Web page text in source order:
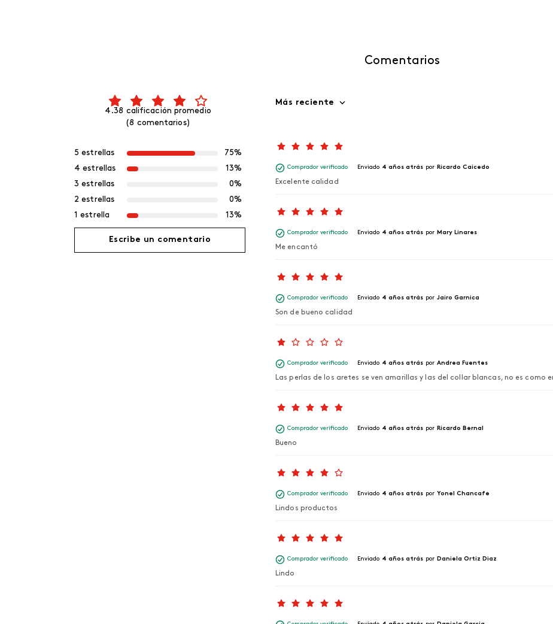
Comentarios
4.38 calificación promedio
(8 comentarios)
5 estrellas
75%
4 estrellas
13%
3 estrellas
0%
2 estrellas
0%
1 estrella
13%
Escribe un comentario
Más reciente
Comprador verificado Enviado 4 años atrás por Ricardo Caicedo
Excelente calidad
Comprador verificado Enviado 4 años atrás por Mary Linares
Me encantó
Comprador verificado Enviado 4 años atrás por Jairo Garnica
Son de bueno calidad
Comprador verificado Enviado 4 años atrás por Andrea Fuentes
Las perlas de los aretes se ven amarillas y las del collar blancas, no es como
Comprador verificado Enviado 4 años atrás por Ricardo Bernal
Bueno
Comprador verificado Enviado 4 años atrás por Yonel Chancafe
Lindos productos
Comprador verificado Enviado 4 años atrás por Daniela Ortiz Diaz
Lindo